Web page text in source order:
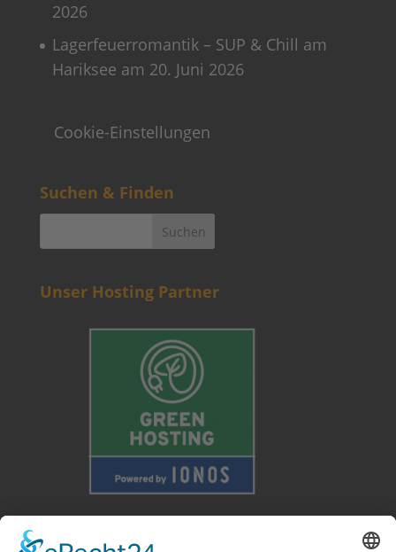
2026
Lagerfeuerromantik – SUP & Chill am
Hariksee am 20. Juni 2026
Cookie-Einstellungen
Suchen & Finden
Unser Hosting Partner